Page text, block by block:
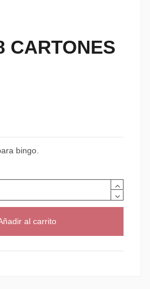
CARTONES
bingo.
al carrito